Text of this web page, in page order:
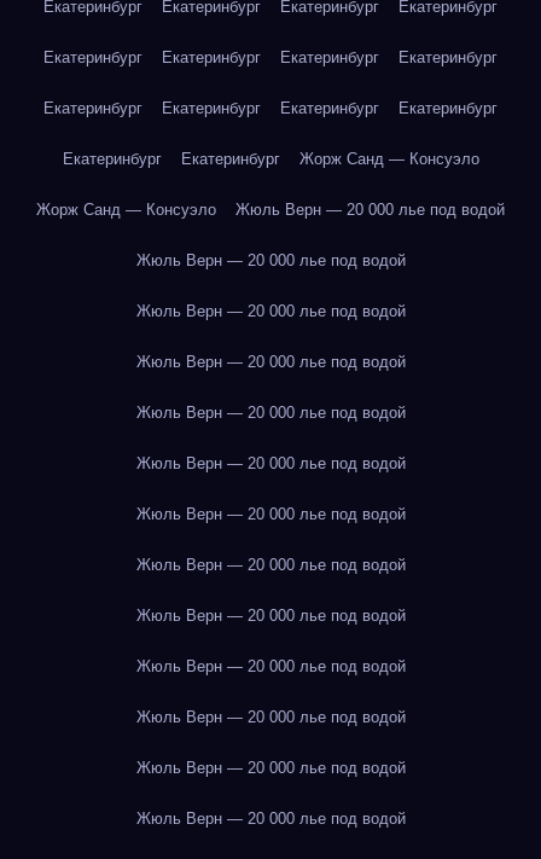
Екатеринбург Екатеринбург Екатеринбург Екатеринбург
Екатеринбург Екатеринбург Екатеринбург Екатеринбург
Екатеринбург Екатеринбург Екатеринбург Екатеринбург
Екатеринбург Екатеринбург Жорж Санд — Консуэло
Жорж Санд — Консуэло Жюль Верн — 20 000 лье под водой
Жюль Верн — 20 000 лье под водой
Жюль Верн — 20 000 лье под водой
Жюль Верн — 20 000 лье под водой
Жюль Верн — 20 000 лье под водой
Жюль Верн — 20 000 лье под водой
Жюль Верн — 20 000 лье под водой
Жюль Верн — 20 000 лье под водой
Жюль Верн — 20 000 лье под водой
Жюль Верн — 20 000 лье под водой
Жюль Верн — 20 000 лье под водой
Жюль Верн — 20 000 лье под водой
Жюль Верн — 20 000 лье под водой